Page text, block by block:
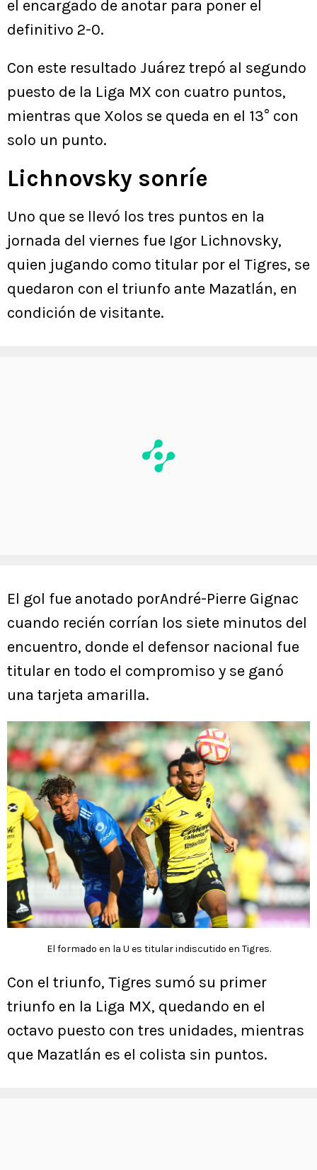
el encargado de anotar para poner el
definitivo 2-0.
Con este resultado Juárez trepó al segundo
puesto de la Liga MX con cuatro puntos,
mientras que Xolos se queda en el 13° con
solo un punto.
Lichnovsky sonríe
Uno que se llevó los tres puntos en la
jornada del viernes fue Igor Lichnovsky,
quien jugando como titular por el Tigres, se
quedaron con el triunfo ante Mazatlán, en
condición de visitante.
El gol fue anotado porAndré-Pierre Gignac
cuando recién corrían los siete minutos del
encuentro, donde el defensor nacional fue
titular en todo el compromiso y se ganó
una tarjeta amarilla.
El formado en la U es titular indiscutido en Tigres.
Con el triunfo, Tigres sumó su primer
triunfo en la Liga MX, quedando en el
octavo puesto con tres unidades, mientras
que Mazatlán es el colista sin puntos.